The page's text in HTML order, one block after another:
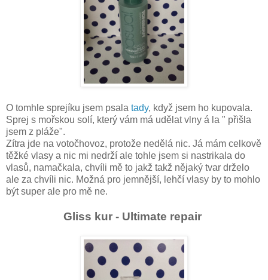
O tomhle sprejíku jsem psala tady, když jsem ho kupovala.
Sprej s mořskou solí, který vám má udělat vlny á la " přišla
jsem z pláže".
Zítra jde na votočhovoz, protože nedělá nic. Já mám celkově
těžké vlasy a nic mi nedrží ale tohle jsem si nastrikala do
vlasů, namačkala, chvíli mě to jakž takž nějaký tvar drželo
ale za chvíli nic. Možná pro jemnější, lehčí vlasy by to mohlo
být super ale pro mě ne.
Gliss kur - Ultimate repair